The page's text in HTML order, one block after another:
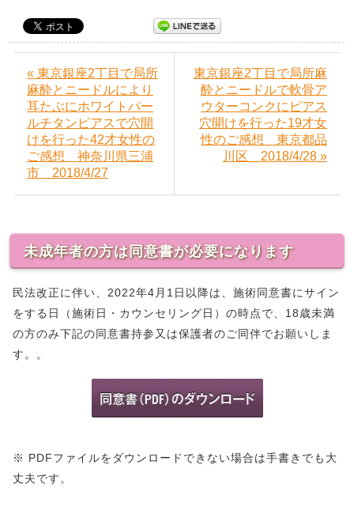
« 東京銀座2丁目で局所
麻酔とニードルにより
耳たぶにホワイトパー
ルチタンピアスで穴開
けを行った42才女性の
ご感想 神奈川県三浦
市 2018/4/27
東京銀座2丁目で局所麻
酔とニードルで軟骨ア
ウターコンクにピアス
穴開けを行った19才女
性のご感想 東京都品
川区 2018/4/28 »
未成年者の方は同意書が必要になります
民法改正に伴い、2022年4月1日以降は、施術同意書にサイン
をする日（施術日・カウンセリング日）の時点で、18歳未満
の方のみ下記の同意書持参又は保護者のご同伴でお願いしま
す。。
※ PDFファイルをダウンロードできない場合は手書きでも大
丈夫です。